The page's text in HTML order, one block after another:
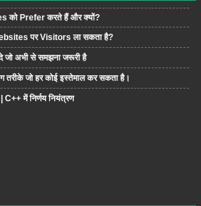
को Prefer करते हैं और क्यों?
पर Visitors ला सकता है?
अभी से समझना जरूरी है
तरीके जो हर कोई इस्तेमाल कर सकता है।
में निर्णय नियंत्रण